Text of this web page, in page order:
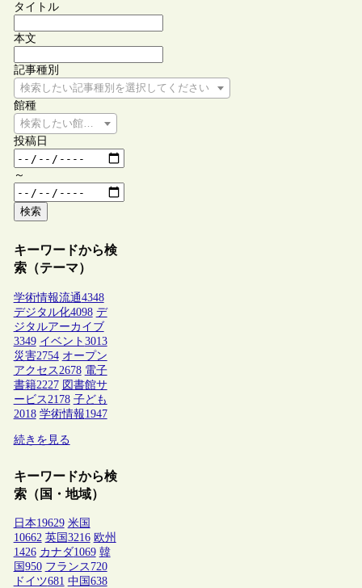
タイトル
本文
記事種別
検索したい記事種別を選択してください
館種
検索したい館種を選択してください
投稿日
～
検索
キーワードから検
索（テーマ）
学術情報流通4348
デジタル化4098 デ
ジタルアーカイブ
3349 イベント 3013
災害2754 オープン
アクセス 2678 電子
書籍2227 図書館サ
ービス 2178 子ども
2018 学術情報1947
続きを見る
キーワードから検
索（国・地域）
日本19629 米国
10662 英国 3216 欧州
1426 カナダ1069 韓
国 950 フランス 720
ドイツ681 中国 638